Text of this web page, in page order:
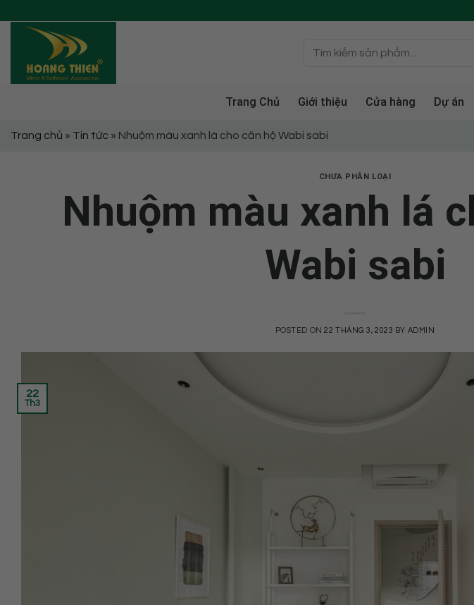
to
Trang Chủ Giới thiệu Cửa hàng Dự án
Trang chủ » Tin tức » Nhuộm màu xanh lá cho căn hộ Wabi sabi
CHƯA PHÂN LOẠI
Nhuộm màu xanh lá
Wabi sabi
POSTED ON22 THÁNG 3, 2023 BY ADMIN
22
Th3